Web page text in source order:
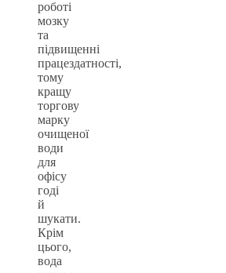
роботі
мозку
та
підвищенні
працездатності,
тому
кращу
торгову
марку
очищеної
води
для
офісу
годі
й
шукати.
Крім
цього,
вода